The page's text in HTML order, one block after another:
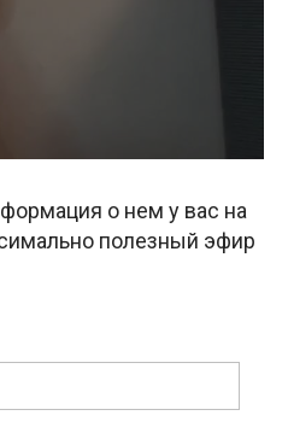
о нем у вас на
полезный эфир